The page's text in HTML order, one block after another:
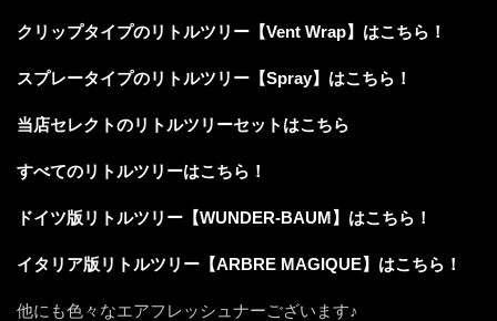
クリップタイプのリトルツリー【Vent Wrap】はこちら！
スプレータイプのリトルツリー【Spray】はこちら！
当店セレクトのリトルツリーセットはこちら
すべてのリトルツリーはこちら！
ドイツ版リトルツリー【WUNDER-BAUM】はこちら！
イタリア版リトルツリー【ARBRE MAGIQUE】はこちら！
他にも色々なエアフレッシュナーございます♪